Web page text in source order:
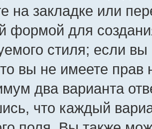
на закладке или
формой для
стиля; если
вы не имеете прав
два варианта
что каждый